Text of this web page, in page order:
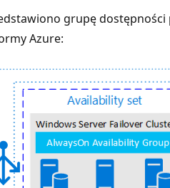
grupę dostępności
Azure: